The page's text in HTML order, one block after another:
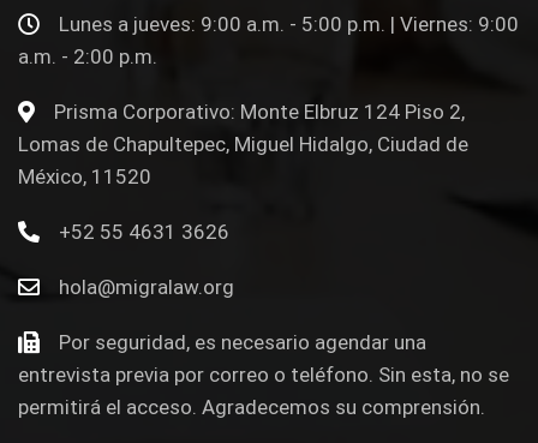
Lunes a jueves: 9:00 a.m. - 5:00 p.m. | Viernes: 9:00
a.m. - 2:00 p.m.
Prisma Corporativo: Monte Elbruz 124 Piso 2,
Lomas de Chapultepec, Miguel Hidalgo, Ciudad de
México, 11520
+52 55 4631 3626
hola@migralaw.org
Por seguridad, es necesario agendar una
entrevista previa por correo o teléfono. Sin esta, no se
permitirá el acceso. Agradecemos su comprensión.